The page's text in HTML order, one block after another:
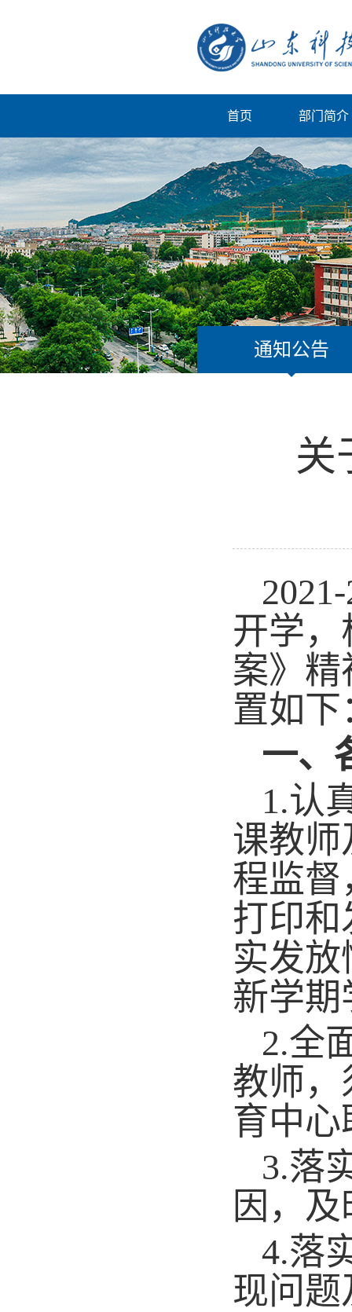
首页 部门简介
通知公告
关
开学
案》
置如下
一、
1.认
课教
程监督
打印
实发
新学
2.全
教师，
育中心
3.落
因，
4.落
现问